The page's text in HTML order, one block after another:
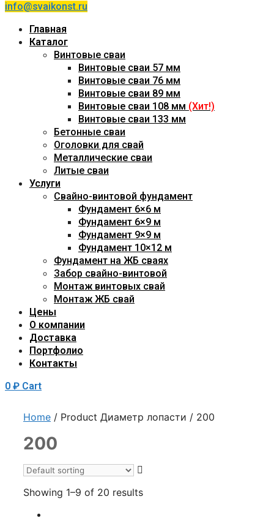
info@svaikonst.ru
Главная
Каталог
Винтовые сваи
Винтовые сваи 57 мм
Винтовые сваи 76 мм
Винтовые сваи 89 мм
Винтовые сваи 108 мм (Хит!)
Винтовые сваи 133 мм
Бетонные сваи
Оголовки для свай
Металлические сваи
Литые сваи
Услуги
Свайно-винтовой фундамент
Фундамент 6×6 м
Фундамент 6×9 м
Фундамент 9×9 м
Фундамент 10×12 м
Фундамент на ЖБ сваях
Забор свайно-винтовой
Монтаж винтовых свай
Монтаж ЖБ свай
Цены
О компании
Доставка
Портфолио
Контакты
0 ₽ Cart
Home / Product Диаметр лопасти / 200
200
Showing 1–9 of 20 results